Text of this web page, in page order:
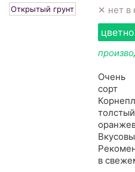
Открытый грунт
✕ нет в
Очень
сорт
в